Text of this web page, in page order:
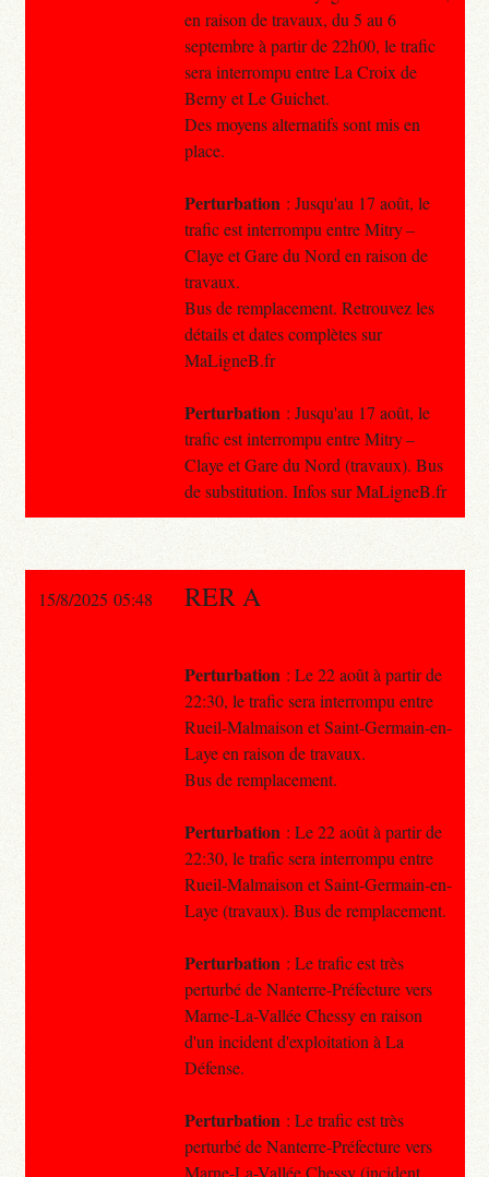
en raison de travaux, du 5 au 6
septembre à partir de 22h00, le trafic
sera interrompu entre La Croix de
Berny et Le Guichet.
Des moyens alternatifs sont mis en
place.
Perturbation : Jusqu'au 17 août, le
trafic est interrompu entre Mitry –
Claye et Gare du Nord en raison de
travaux.
Bus de remplacement. Retrouvez les
détails et dates complètes sur
MaLigneB.fr
Perturbation : Jusqu'au 17 août, le
trafic est interrompu entre Mitry –
Claye et Gare du Nord (travaux). Bus
de substitution. Infos sur MaLigneB.fr
15/8/2025 05:48 RER A
Perturbation : Le 22 août à partir de
22:30, le trafic sera interrompu entre
Rueil-Malmaison et Saint-Germain-en-
Laye en raison de travaux.
Bus de remplacement.
Perturbation : Le 22 août à partir de
22:30, le trafic sera interrompu entre
Rueil-Malmaison et Saint-Germain-en-
Laye (travaux). Bus de remplacement.
Perturbation : Le trafic est très
perturbé de Nanterre-Préfecture vers
Marne-La-Vallée Chessy en raison
d'un incident d'exploitation à La
Défense.
Perturbation : Le trafic est très
perturbé de Nanterre-Préfecture vers
Marne-La-Vallée Chessy (incident